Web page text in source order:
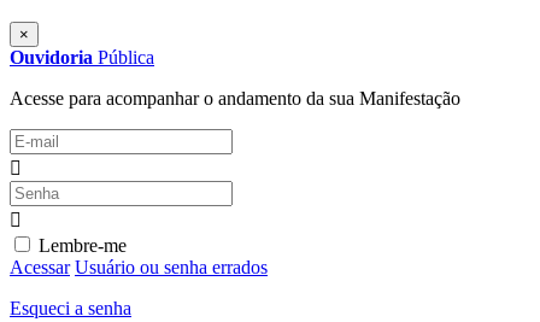
×
Ouvidoria Pública
Acesse para acompanhar o andamento da sua Manifestação
Lembre-me
Acessar Usuário ou senha errados
Esqueci a senha